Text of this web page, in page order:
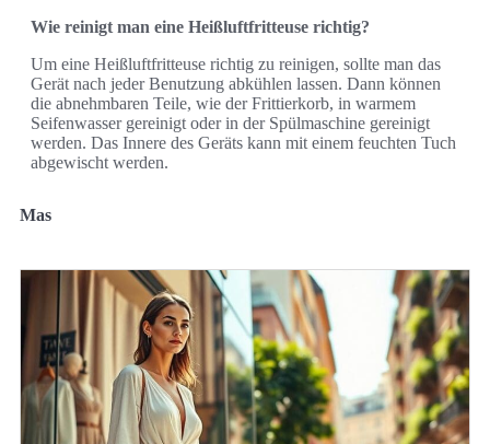
Wie reinigt man eine Heißluftfritteuse richtig?
Um eine Heißluftfritteuse richtig zu reinigen, sollte man das
Gerät nach jeder Benutzung abkühlen lassen. Dann können
die abnehmbaren Teile, wie der Frittierkorb, in warmem
Seifenwasser gereinigt oder in der Spülmaschine gereinigt
werden. Das Innere des Geräts kann mit einem feuchten Tuch
abgewischt werden.
Mas